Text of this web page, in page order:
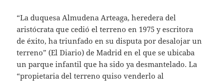
“La duquesa Almudena Arteaga, heredera del
aristócrata que cedió el terreno en 1975 y escritora
de éxito, ha triunfado en su disputa por desalojar un
terreno” (El Diario) de Madrid en el que se ubicaba
un parque infantil que ha sido ya desmantelado. La
“propietaria del terreno quiso venderlo al